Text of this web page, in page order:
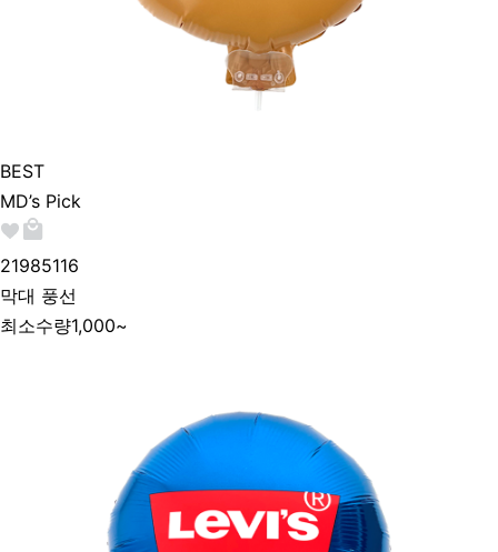
BEST
MD’s Pick
21985116
막대 풍선
최소수량1,000~